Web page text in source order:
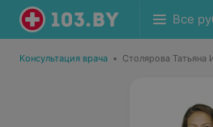
Все
Консультация врача • Столярова Татьяна